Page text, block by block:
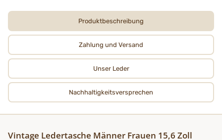
Produktbeschreibung
Zahlung und Versand
Unser Leder
Nachhaltigkeits­­­versprechen
Vintage Ledertasche Männer Frauen 15,6 Zoll